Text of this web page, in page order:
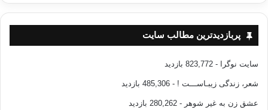
پربازدیدترین مطالب سایت
سایت نوگرا - 823,772 بازدید
شعر، زندگی زیبـاســـت ! - 485,306 بازدید
عشق زن به غیر شوهر - 280,262 بازدید